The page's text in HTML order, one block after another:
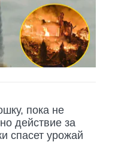
пока не
действие за
спасет урожай